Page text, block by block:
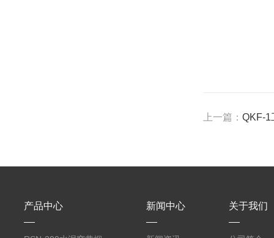
上一篇：QKF-1
产品中心 新闻中心 关于我们